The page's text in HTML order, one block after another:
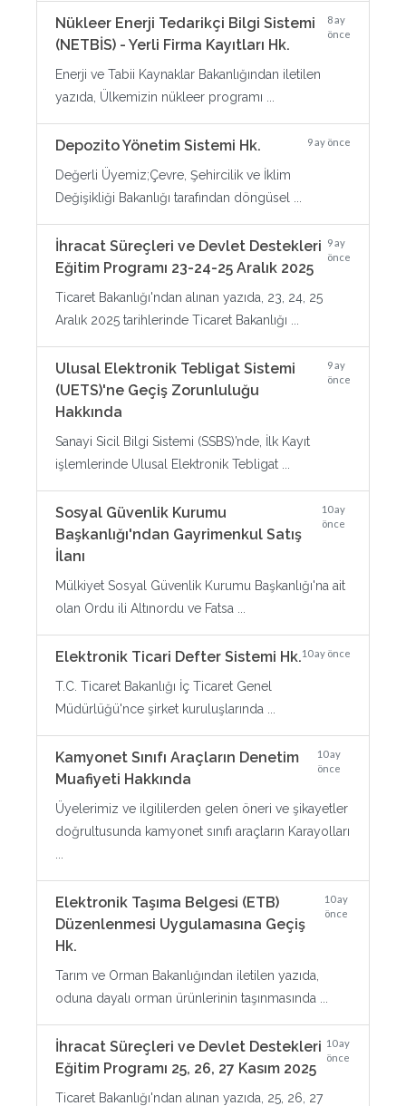
Nükleer Enerji Tedarikçi Bilgi Sistemi
(NETBİS) - Yerli Firma Kayıtları Hk.
8 ay
önce
Enerji ve Tabii Kaynaklar Bakanlığından iletilen
yazıda, Ülkemizin nükleer programı ...
Depozito Yönetim Sistemi Hk. 9 ay önce
Değerli Üyemiz;Çevre, Şehircilik ve İklim
Değişikliği Bakanlığı tarafından döngüsel ...
İhracat Süreçleri ve Devlet Destekleri
Eğitim Programı 23-24-25 Aralık 2025
9 ay
önce
Ticaret Bakanlığı'ndan alınan yazıda, 23, 24, 25
Aralık 2025 tarihlerinde Ticaret Bakanlığı ...
Ulusal Elektronik Tebligat Sistemi
(UETS)'ne Geçiş Zorunluluğu
Hakkında
9 ay
önce
Sanayi Sicil Bilgi Sistemi (SSBS)’nde, İlk Kayıt
işlemlerinde Ulusal Elektronik Tebligat ...
Sosyal Güvenlik Kurumu
Başkanlığı'ndan Gayrimenkul Satış
İlanı
10 ay
önce
Mülkiyet Sosyal Güvenlik Kurumu Başkanlığı'na ait
olan Ordu ili Altınordu ve Fatsa ...
Elektronik Ticari Defter Sistemi Hk.10 ay önce
T.C. Ticaret Bakanlığı İç Ticaret Genel
Müdürlüğü'nce şirket kuruluşlarında ...
Kamyonet Sınıfı Araçların Denetim
Muafiyeti Hakkında
10 ay
önce
Üyelerimiz ve ilgililerden gelen öneri ve şikayetler
doğrultusunda kamyonet sınıfı araçların Karayolları
Elektronik Taşıma Belgesi (ETB)
Düzenlenmesi Uygulamasına Geçiş
Hk.
10 ay
önce
Tarım ve Orman Bakanlığından iletilen yazıda,
oduna dayalı orman ürünlerinin taşınmasında ...
İhracat Süreçleri ve Devlet Destekleri
Eğitim Programı 25, 26, 27 Kasım 2025
10 ay
önce
Ticaret Bakanlığı'ndan alınan yazıda, 25, 26, 27